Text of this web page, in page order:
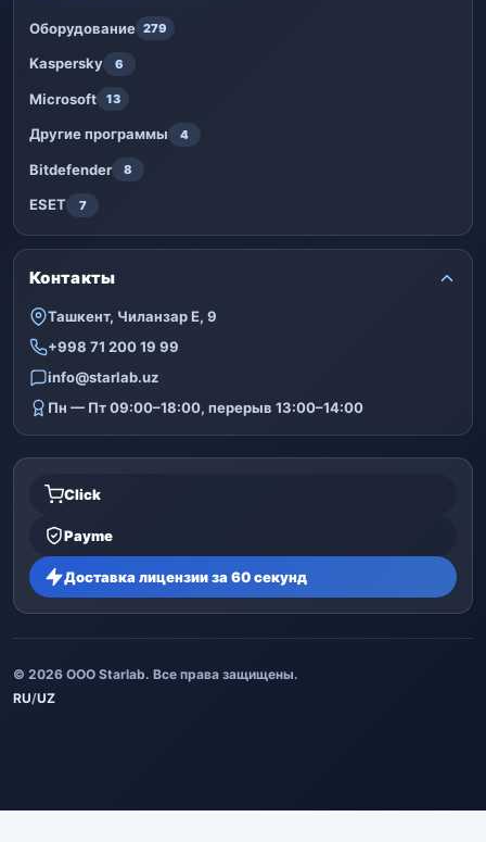
Оборудование 279
Kaspersky 6
Microsoft 13
Другие программы 4
Bitdefender 8
ESET 7
Контакты
Ташкент, Чиланзар Е, 9
+998 71 200 19 99
info@starlab.uz
Пн — Пт 09:00–18:00, перерыв 13:00–14:00
Click
Payme
Доставка лицензии за 60 секунд
© 2026 ООО Starlab. Все права защищены.
RU/UZ